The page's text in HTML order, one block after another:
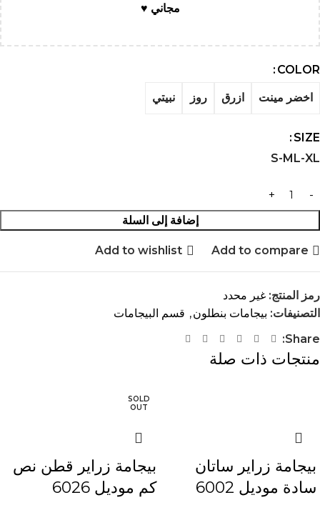
مجاني ♥
COLOR
اخضر مينت ازرق روز نبيتي
SIZE
L-XL
S-M
إضافة إلى السلة
Add to compare
Add to wishlist
رمز المنتج: غير محدد
التصنيفات: بيجامات بنطلون, قسم البيجامات
Share:
منتجات ذات صلة
بيجامة زراير ساتان
سادة موديل 6002
SOLD
OUT
بيجامة زراير قطن نص
كم موديل 6026